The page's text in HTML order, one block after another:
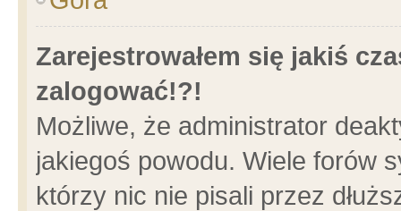
Zarejestrowałem się jakiś
zalogować!?!
Możliwe, że administrator
jakiegoś powodu. Wiele forów
którzy nic nie pisali przez